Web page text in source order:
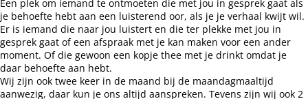
Een plek om iemand te ontmoeten die met jou in gesprek gaat als
je behoefte hebt aan een luisterend oor, als je je verhaal kwijt wil.
Er is iemand die naar jou luistert en die ter plekke met jou in
gesprek gaat of een afspraak met je kan maken voor een ander
moment. Of die gewoon een kopje thee met je drinkt omdat je
daar behoefte aan hebt.
Wij zijn ook twee keer in de maand bij de maandagmaaltijd
aanwezig, daar kun je ons altijd aanspreken. Tevens zijn wij ook 2